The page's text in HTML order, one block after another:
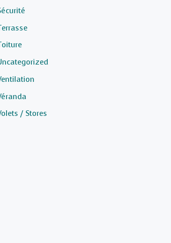
/ Stores